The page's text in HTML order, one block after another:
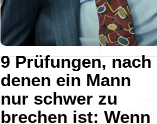
9 Prüfungen, nach
denen ein Mann
nur schwer zu
brechen ist: Wenn